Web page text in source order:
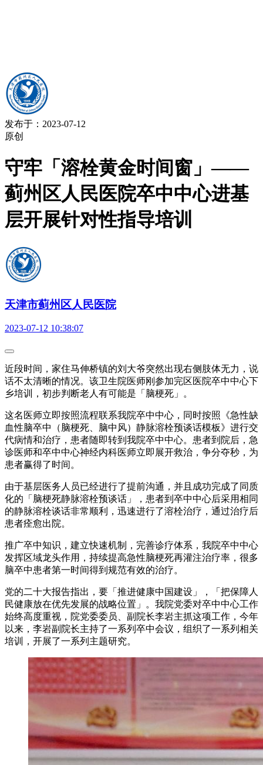
发布于：2023-07-12
原创
守牢「溶栓黄金时间窗」——
蓟州区人民医院卒中中心进基
层开展针对性指导培训
天津市蓟州区人民医院
2023-07-12 10:38:07
近段时间，家住马伸桥镇的刘大爷突然出现右侧肢体无力，说
话不太清晰的情况。该卫生院医师刚参加完区医院卒中中心下
乡培训，初步判断老人有可能是「脑梗死」。
这名医师立即按照流程联系我院卒中中心，同时按照《急性缺
血性脑卒中（脑梗死、脑中风）静脉溶栓预谈话模板》进行交
代病情和治疗，患者随即转到我院卒中中心。患者到院后，急
诊医师和卒中中心神经内科医师立即展开救治，争分夺秒，为
患者赢得了时间。
由于基层医务人员已经进行了提前沟通，并且成功完成了同质
化的「脑梗死静脉溶栓预谈话」，患者到卒中中心后采用相同
的静脉溶栓谈话非常顺利，迅速进行了溶栓治疗，通过治疗后
患者痊愈出院。
推广卒中知识，建立快速机制，完善诊疗体系，我院卒中中心
发挥区域龙头作用，持续提高急性脑梗死再灌注治疗率，很多
脑卒中患者第一时间得到规范有效的治疗。
党的二十大报告指出，要「推进健康中国建设」，「把保障人
民健康放在优先发展的战略位置」。我院党委对卒中中心工作
始终高度重视，院党委委员、副院长李岩主抓这项工作，今年
以来，李岩副院长主持了一系列卒中会议，组织了一系列相关
培训，开展了一系列主题研究。